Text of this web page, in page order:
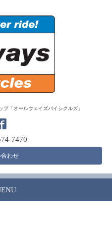
「オールウェイズバイシクルズ」
7470
わせ